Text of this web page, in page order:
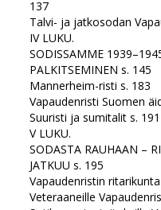
137
Talvi- ja jatkosodan
IV LUKU.
SODISSAMME
PALKITSEMINEN s. 145
Mannerheim-risti s. 183
Vapaudenristi Suomen
Suuristi ja sumitalit s. 191
V LUKU.
SODASTA RAUHAAN –
JATKUU s. 195
Vapaudenristin
Veteraaneille